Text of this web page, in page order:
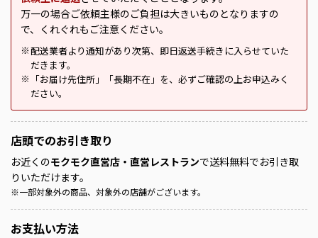
万一の場合ご依頼主様のご負担は大きいものとなりますの
で、くれぐれもご注意ください。
※ 配送業者より通知があり次第、即日返送手続きに入らせていた
だきます。
※
「お届け先住所」「長期不在」を、必ずご確認の上お申込みく
ださい。
店頭でのお引き取り
お近くのモクモク直営店・直営レストランで送料無料でお引き取
りいただけます。
※一部対象外の商品、対象外の店舗がございます。
お支払い方法